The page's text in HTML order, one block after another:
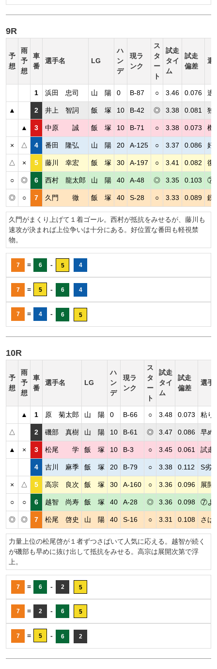
9R
予
想
雨
予
想
車
番
選手名 LG
ハ
ン
デ
現ラ
ンク
ス
タ
ー
ト
試走
タイ
ム
試走
偏差
選
1 浜田 忠司 山 陽 0 B-87 ○ 3.46 0.076 逃
▲ 2 井上 智詞 飯 塚 10 B-42 ◎ 3.38 0.081 独
▲ 3 中原 誠 飯 塚 10 B-71 ○ 3.38 0.073 機
× △ 4 番田 隆弘 山 陽 20 A-125 ○ 3.37 0.086 好
△ × 5 藤川 幸宏 飯 塚 30 A-197 ○ 3.41 0.082 復
○ ◎ 6 西村 龍太郎 山 陽 40 A-48 ◎ 3.35 0.103 ⑦
◎ ○ 7 久門 徹 飯 塚 40 S-28 ○ 3.33 0.089 鋭
久門がまくり上げて１着ゴール。西村が抵抗をみせるが、藤川も
速攻が決まれば上位争いは十分にある。好位置な番田も軽視禁
物。
7 = 6 - 5 4
7 = 5 - 6 4
7 = 4 - 6 5
10R
予
想
雨
予
想
車
番
選手名 LG
ハ
ン
デ
現ラ
ンク
ス
タ
ー
ト
試走
タイ
ム
試走
偏差
選手
▲ 1 原 菊太郎 山 陽 0 B-66 ○ 3.48 0.073 粘り
△ 2 磯部 真樹 山 陽 10 B-61 ◎ 3.47 0.086 早め
▲ × 3 松尾 学 飯 塚 10 B-3 ○ 3.45 0.061 試走
4 吉川 麻季 飯 塚 20 B-79 ○ 3.38 0.112 S劣
× △ 5 高宗 良次 飯 塚 30 A-160 ○ 3.36 0.096 展開
○ ○ 6 越智 尚寿 飯 塚 40 A-28 ◎ 3.36 0.098 ⑦よ
◎ ◎ 7 松尾 啓史 山 陽 40 S-16 ○ 3.31 0.108 さば
力量上位の松尾啓が１者ずつさばいて人気に応える。越智が続く
が磯部も早めに抜け出して抵抗をみせる。高宗は展開次第で浮
上。
7 = 6 - 2 5
7 = 2 - 6 5
7 = 5 - 6 2